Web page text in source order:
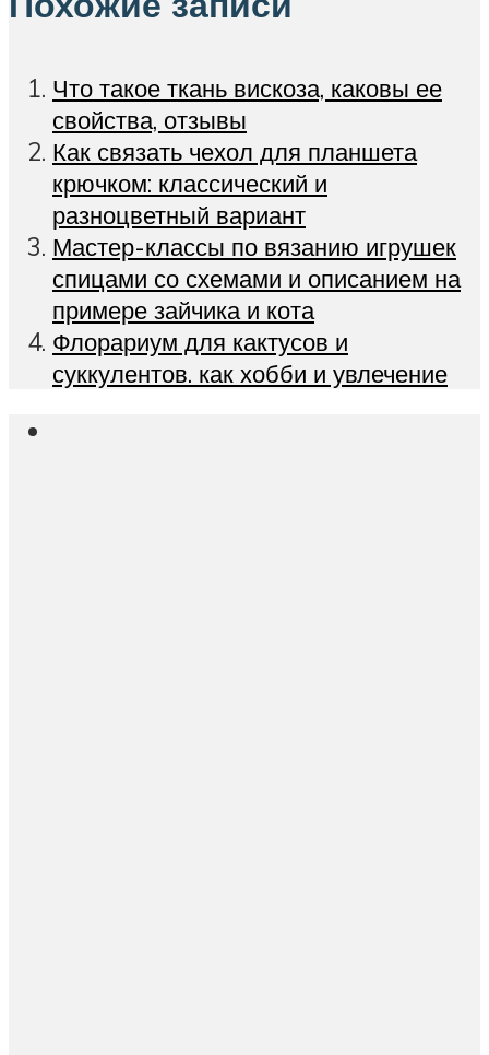
Что такое ткань вискоза, каковы ее
свойства, отзывы
Как связать чехол для планшета
крючком: классический и
разноцветный вариант
Мастер-классы по вязанию игрушек
спицами со схемами и описанием на
примере зайчика и кота
Флорариум для кактусов и
суккулентов. как хобби и увлечение